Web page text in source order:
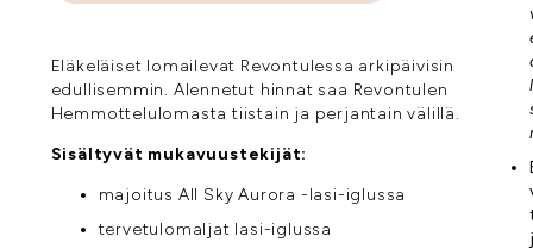
Eläkeläiset lomailevat Revontulessa arkipäivisin
edullisemmin. Alennetut hinnat saa Revontulen
Hemmottelulomasta tiistain ja perjantain välillä.
Sisältyvät mukavuustekijät:
majoitus All Sky Aurora -lasi-iglussa
tervetulomaljat lasi-iglussa